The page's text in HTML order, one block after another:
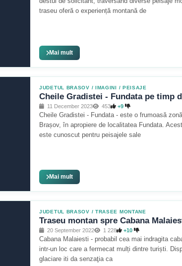
traseu oferă o experiență montană de
Mai mult
JUDETUL BRASOV / IMAGINI / PEISAJE
Cheile Gradistei - Fundata pe timp
11 December 2023 453 +9
Cheile Gradistei - Fundata - este o frumoasă
Brașov, în apropiere de localitatea Fundata.
este cunoscut pentru peisajele sale
Mai mult
JUDETUL BRASOV / TRASEE MONTANE
Traseu montan spre Cabana
20 September 2022 1 228 +10
Cabana Malaiesti - probabil cea mai indragita
intr-un loc care a fermecat mulți dintre turiști.
glaciare iti da senzaţia ca